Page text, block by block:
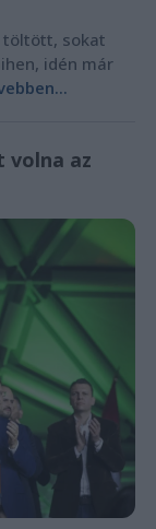
töltött, sokat
idén már
volna az